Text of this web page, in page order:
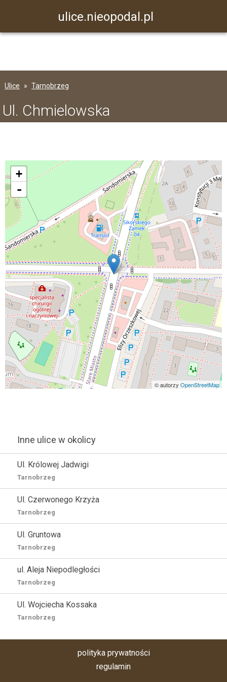
ulice.nieopodal.pl
Ulice Tarnobrzeg
Ul. Chmielowska
+
-
© autorzyOpenStreetMap
Inne ulice w okolicy
Ul. Królowej Jadwigi
Tarnobrzeg
Ul. Czerwonego Krzyża
Tarnobrzeg
Ul. Gruntowa
Tarnobrzeg
ul. Aleja Niepodległości
Tarnobrzeg
Ul. Wojciecha Kossaka
Tarnobrzeg
polityka prywatności
regulamin